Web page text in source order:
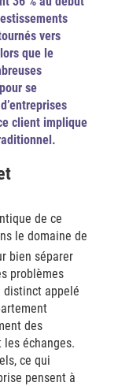
vers
que le
se
client implique
de ce
le domaine de
bien séparer
problèmes
distinct appelé
des
échanges.
ce qui
pensent à